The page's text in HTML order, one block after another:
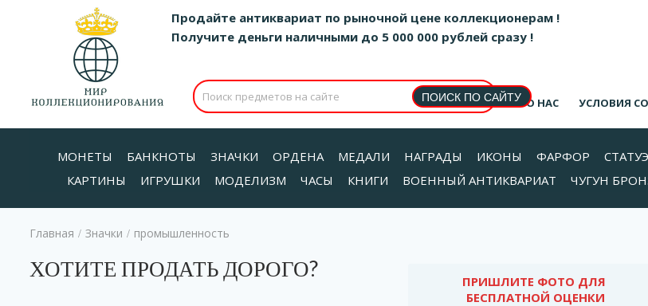
Продайте антиквариат по рыночной цене коллекционерам !
Получите деньги наличными до 5 000 000 рублей сразу !
О НАС УСЛОВИЯ
МОНЕТЫ БАНКНОТЫ ЗНАЧКИ ОРДЕНА МЕДАЛИ НАГРАДЫ ИКОНЫ ФАРФОР
КАРТИНЫ
ИГРУШКИ МОДЕЛИЗМ ЧАСЫ КНИГИ ВОЕННЫЙ АНТИКВАРИАТ ЧУГУН
Главная / Значки / промышленность
ХОТИТЕ ПРОДАТЬ ДОРОГО?
ПРИШЛИТЕ ФОТО ДЛЯ
БЕСПЛАТНОЙ ОЦЕНКИ